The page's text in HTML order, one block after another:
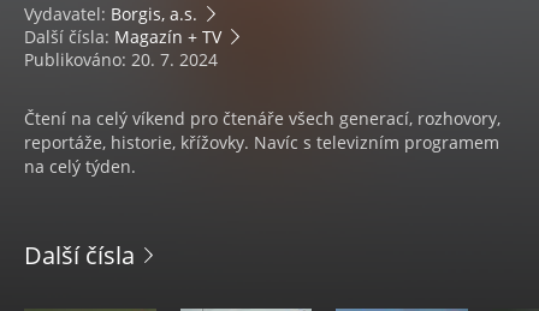
Vydavatel: Borgis, a.s.
Další čísla: Magazín + TV
Publikováno: 20. 7. 2024
Čtení na celý víkend pro čtenáře všech generací, rozhovory,
reportáže, historie, křížovky. Navíc s televizním programem
na celý týden.
Další čísla